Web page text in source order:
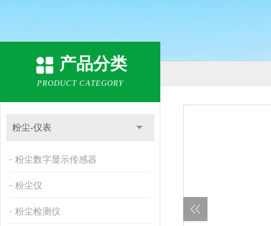
产品分类
PRODUCT CATEGORY
粉尘-仪表
粉尘数字显示传感器
粉尘仪
粉尘检测仪